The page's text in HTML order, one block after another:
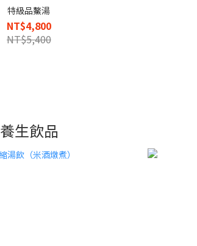
特級品鰲湯
NT$4,800
NT$5,400
養生飲品